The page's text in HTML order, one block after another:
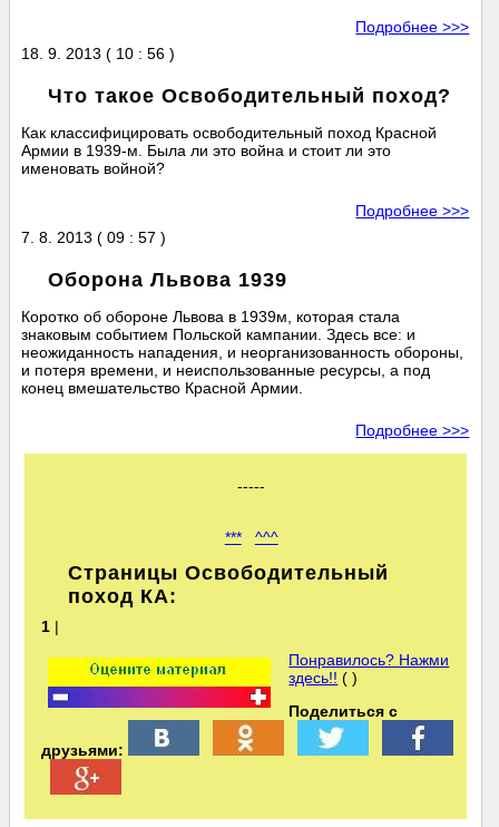
Подробнее >>>
18. 9. 2013 ( 10 : 56 )
Что такое Освободительный поход?
Как классифицировать освободительный поход Красной
Армии в 1939-м. Была ли это война и стоит ли это
именовать войной?
Подробнее >>>
7. 8. 2013 ( 09 : 57 )
Оборона Львова 1939
Коротко об обороне Львова в 1939м, которая стала
знаковым событием Польской кампании. Здесь все: и
неожиданность нападения, и неорганизованность обороны,
и потеря времени, и неиспользованные ресурсы, а под
конец вмешательство Красной Армии.
Подробнее >>>
-----
*** ^^^
Страницы Освободительный
поход КА:
1 |
Понравилось? Нажми
здесь!! ( )
Поделиться с
друзьями: